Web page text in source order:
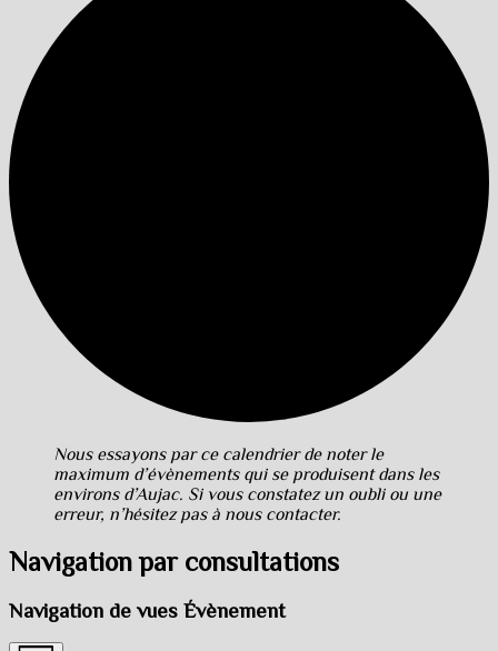
Nous essayons par ce calendrier de noter le
maximum d’évènements qui se produisent dans les
environs d’Aujac. Si vous constatez un oubli ou une
erreur, n’hésitez pas à nous contacter.
Navigation par consultations
Navigation de vues Évènement